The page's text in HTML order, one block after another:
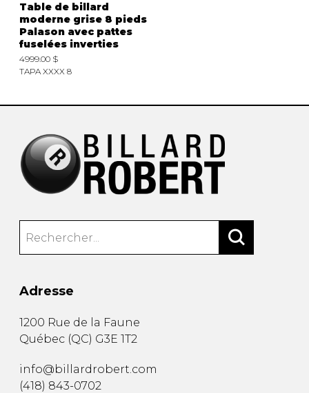
Table de billard
moderne grise 8 pieds
Palason avec pattes
fuselées inverties
4999.00 $
TAPA XXXX 8
Adresse
1200 Rue de la Faune
Québec (QC) G3E 1T2
info@billardrobert.com
(418) 843-0702